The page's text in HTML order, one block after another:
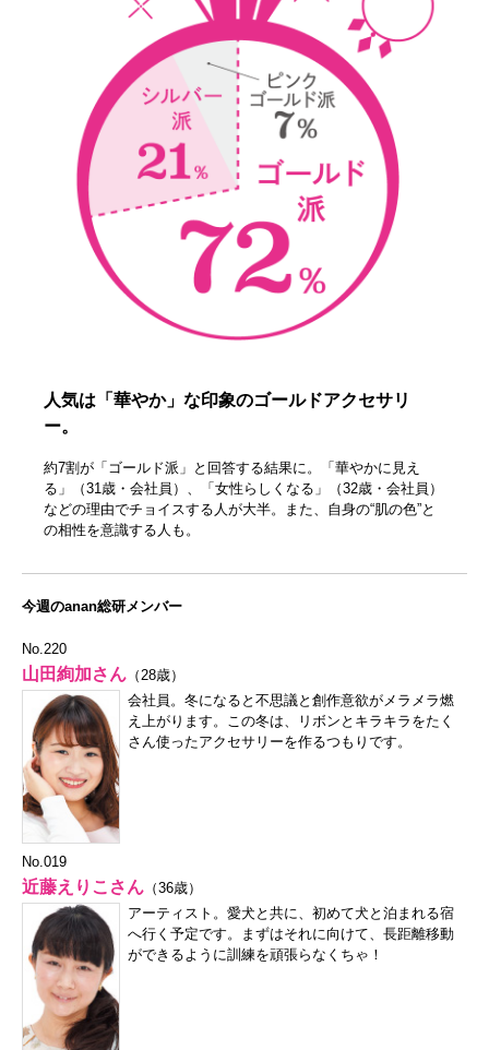
人気は「華やか」な印象のゴールドアクセサリ
ー。
約7割が「ゴールド派」と回答する結果に。「華やかに見え
る」（31歳・会社員）、「女性らしくなる」（32歳・会社員）
などの理由でチョイスする人が大半。また、自身の“肌の色”と
の相性を意識する人も。
今週のanan総研メンバー
No.220
山田絢加さん （28歳）
会社員。冬になると不思議と創作意欲がメラメラ燃
え上がります。この冬は、リボンとキラキラをたく
さん使ったアクセサリーを作るつもりです。
No.019
近藤えりこさん （36歳）
アーティスト。愛犬と共に、初めて犬と泊まれる宿
へ行く予定です。まずはそれに向けて、長距離移動
ができるように訓練を頑張らなくちゃ！